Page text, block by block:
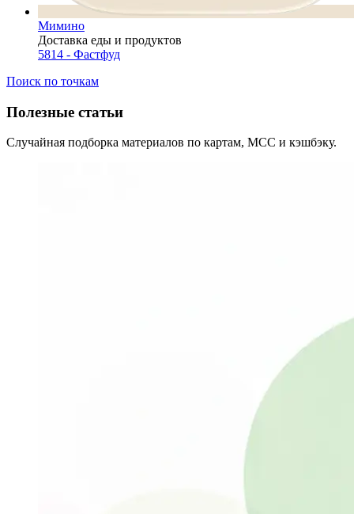
Мимино
Доставка еды и продуктов
5814 - Фастфуд
Поиск по точкам
Полезные статьи
Случайная подборка материалов по картам, MCC и кэшбэку.